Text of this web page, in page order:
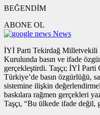
BEĞENDİM
ABONE OL
News
İYİ Parti Tekirdağ Milletvekili
Kurulunda basın ve ifade
gerçekleştirdi. Taşçı; İYİ Parti
Türkiye’de basın özgürlüğü,
sistemine ilişkin
baskılara rağmen gerçekleri
Taşçı, “Bu ülkede ifade değil,